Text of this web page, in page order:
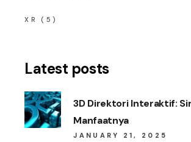
XR (5)
Latest posts
3D Direktori Interaktif:
Manfaatnya
JANUARY 21, 2025